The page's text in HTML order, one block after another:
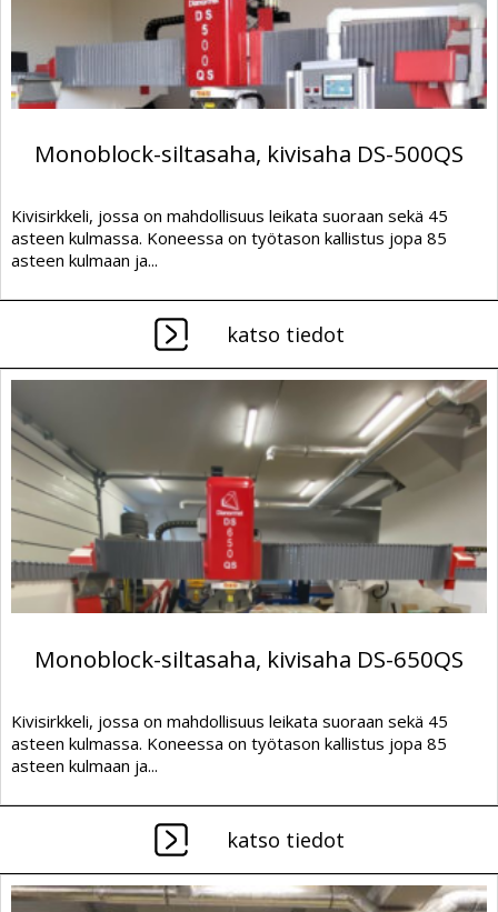
Monoblock-siltasaha, kivisaha DS-500QS
Kivisirkkeli, jossa on mahdollisuus leikata suoraan sekä 45
asteen kulmassa. Koneessa on työtason kallistus jopa 85
asteen kulmaan ja...
katso tiedot
Monoblock-siltasaha, kivisaha DS-650QS
Kivisirkkeli, jossa on mahdollisuus leikata suoraan sekä 45
asteen kulmassa. Koneessa on työtason kallistus jopa 85
asteen kulmaan ja...
katso tiedot